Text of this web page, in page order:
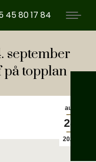
45 80 17 84
september
på topplan
aug
28
2023